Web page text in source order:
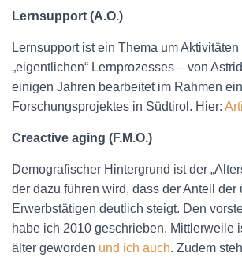
Lernsupport (A.O.)
Lernsupport ist ein Thema um
„eigentlichen“ Lernprozesses – von
einigen Jahren bearbeitet im Rahmen
Forschungsprojektes in Südtirol. Hier:
Creactive aging (F.M.O.)
Demografischer Hintergrund ist der
der dazu führen wird, dass der Anteil der
Erwerbstätigen deutlich steigt. Den
habe ich 2010 geschrieben. Mittlerweile
älter geworden und ich auch. Zudem